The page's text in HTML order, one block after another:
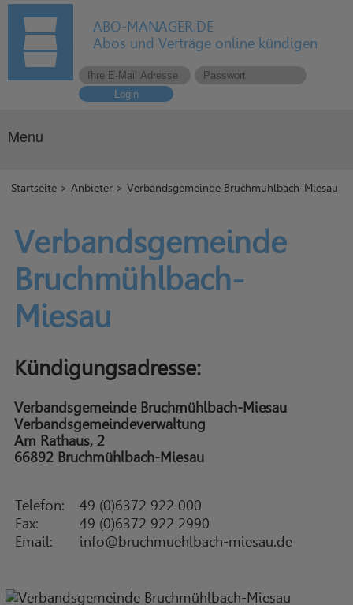
ABO-MANAGER.DE
Abos und Verträge online kündigen
Login
Menu
Startseite >Anbieter > Verbandsgemeinde Bruchmühlbach-Miesau
Verbandsgemeinde
Bruchmühlbach-
Miesau
Kündigungsadresse:
Verbandsgemeinde Bruchmühlbach-Miesau
Verbandsgemeindeverwaltung
Am Rathaus, 2
66892 Bruchmühlbach-Miesau
Telefon:
49 (0)6372 922 000
Fax:
49 (0)6372 922 2990
Email:
info@bruchmuehlbach-miesau.de